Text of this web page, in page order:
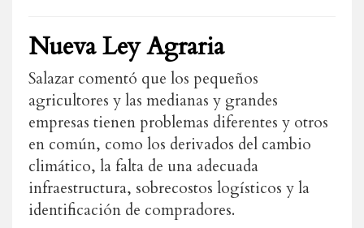
Nueva Ley Agraria
Salazar comentó que los pequeños
agricultores y las medianas y grandes
empresas tienen problemas diferentes y otros
en común, como los derivados del cambio
climático, la falta de una adecuada
infraestructura, sobrecostos logísticos y la
identificación de compradores.